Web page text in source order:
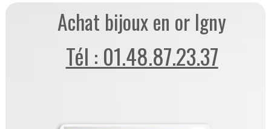
Achat bijoux en or Igny
Tél : 01.48.87.23.37